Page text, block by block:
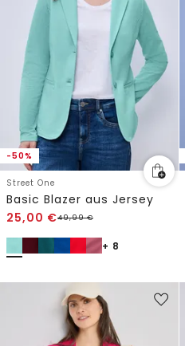
-50%
Street One
Basic Blazer aus Jersey
25,00 €49,99€
+ 8